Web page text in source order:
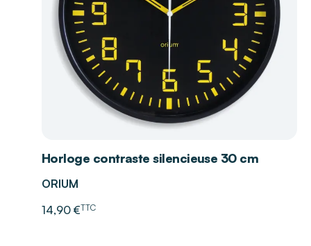
Horloge contraste silencieuse 30 cm
ORIUM
14,90 €TTC